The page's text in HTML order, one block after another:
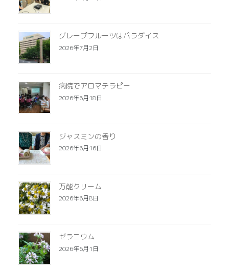
グレープフルーツはパラダイス
2026年7月2日
病院でアロマテラピー
2026年6月18日
ジャスミンの香り
2026年6月16日
万能クリーム
2026年6月8日
ゼラニウム
2026年6月1日